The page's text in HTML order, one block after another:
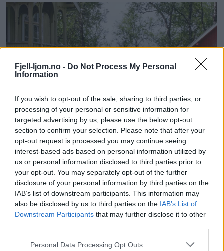
Fjell-ljom.no - Do Not Process My Personal
Information
If you wish to opt-out of the sale, sharing to third parties, or
processing of your personal or sensitive information for
targeted advertising by us, please use the below opt-out
section to confirm your selection. Please note that after your
opt-out request is processed you may continue seeing
interest-based ads based on personal information utilized by
us or personal information disclosed to third parties prior to
your opt-out. You may separately opt-out of the further
disclosure of your personal information by third parties on the
IAB’s list of downstream participants. This information may
also be disclosed by us to third parties on the IAB’s List of
Downstream Participants that may further disclose it to other
Personal Data Processing Opt Outs